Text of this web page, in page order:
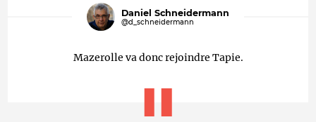
Daniel Schneidermann
@d_schneidermann
Mazerolle va donc rejoindre Tapie.